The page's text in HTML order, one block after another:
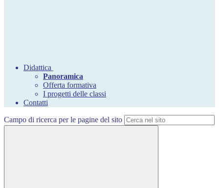
Didattica
Panoramica
Offerta formativa
I progetti delle classi
Contatti
Campo di ricerca per le pagine del sito